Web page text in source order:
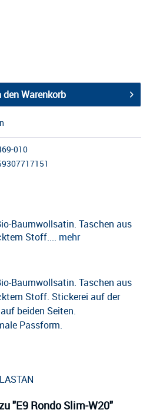
denWarenkorb
010
Baumwollsatin. Taschen aus
Stoff.... mehr
Baumwollsatin. Taschen aus
Stoff. Stickerei auf der
beiden Seiten.
Passform.
"E9 Rondo Slim-W20"